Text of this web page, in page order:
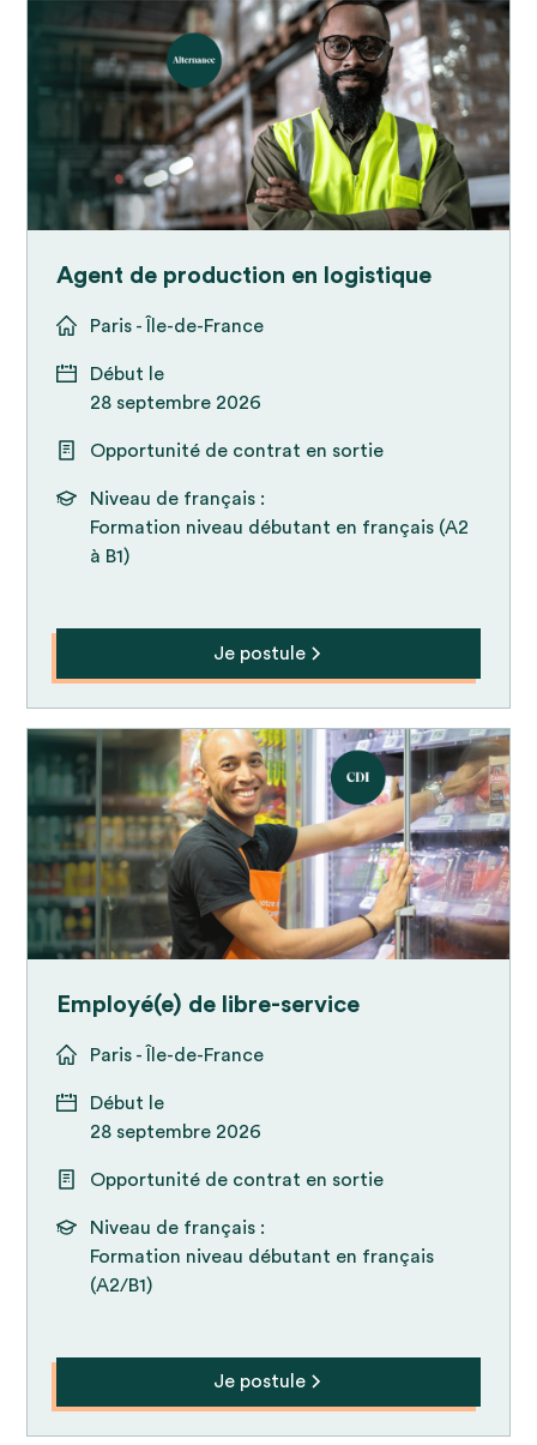
Agent de production en logistique
Paris - Île-de-France
Début le
28 septembre 2026
Opportunité de contrat en sortie
Niveau de français :
Formation niveau débutant en français (A2
à B1)
Je postule
Employé(e) de libre-service
Paris - Île-de-France
Début le
28 septembre 2026
Opportunité de contrat en sortie
Niveau de français :
Formation niveau débutant en français
(A2/B1)
Je postule